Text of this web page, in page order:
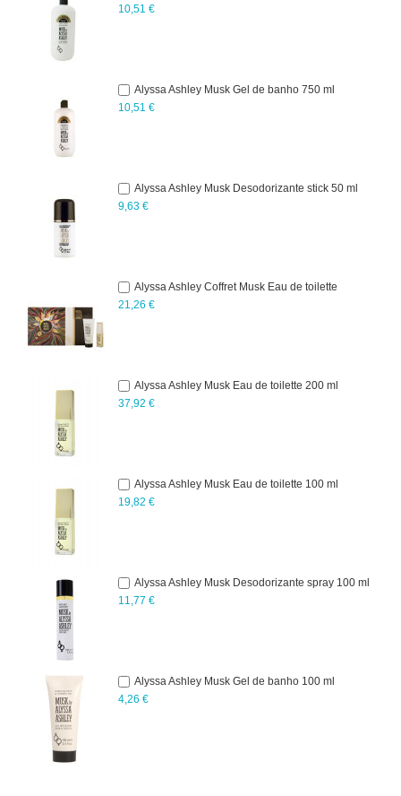
10,51 €
Alyssa Ashley Musk Gel de banho 750 ml
10,51 €
Alyssa Ashley Musk Desodorizante stick 50 ml
9,63 €
Alyssa Ashley Coffret Musk Eau de toilette
21,26 €
Alyssa Ashley Musk Eau de toilette 200 ml
37,92 €
Alyssa Ashley Musk Eau de toilette 100 ml
19,82 €
Alyssa Ashley Musk Desodorizante spray 100 ml
11,77 €
Alyssa Ashley Musk Gel de banho 100 ml
4,26 €